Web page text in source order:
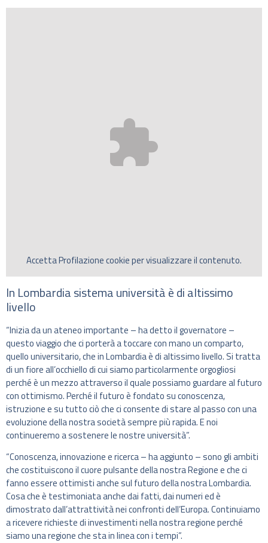
AccettaProfilazionecookie per visualizzare il contenuto.
In Lombardia sistema università è di altissimo
livello
“Inizia da un ateneo importante – ha detto il governatore –
questo viaggio che ci porterà a toccare con mano un comparto,
quello universitario, che in Lombardia è di altissimo livello. Si tratta
di un fiore all’occhiello di cui siamo particolarmente orgogliosi
perché è un mezzo attraverso il quale possiamo guardare al futuro
con ottimismo. Perché il futuro è fondato su conoscenza,
istruzione e su tutto ciò che ci consente di stare al passo con una
evoluzione della nostra società sempre più rapida. E noi
continueremo a sostenere le nostre università”.
“Conoscenza, innovazione e ricerca – ha aggiunto – sono gli ambiti
che costituiscono il cuore pulsante della nostra Regione e che ci
fanno essere ottimisti anche sul futuro della nostra Lombardia.
Cosa che è testimoniata anche dai fatti, dai numeri ed è
dimostrato dall’attrattività nei confronti dell’Europa. Continuiamo
a ricevere richieste di investimenti nella nostra regione perché
siamo una regione che sta in linea con i tempi”.